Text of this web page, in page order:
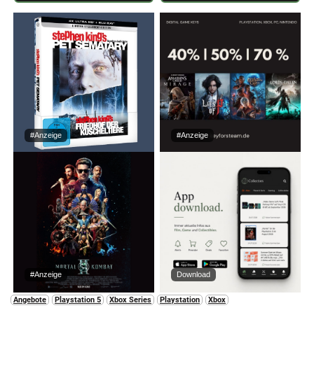
#Anzeige #Anzeige
#Anzeige Download
Angebote Playstation 5 Xbox Series Playstation Xbox